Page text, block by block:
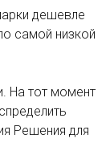
дешевле
самой низкой
На тот момент
Решения для